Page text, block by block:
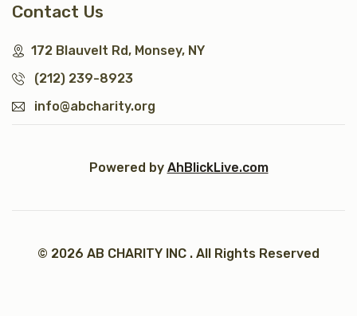
Contact Us
172 Blauvelt Rd, Monsey, NY
(212) 239-8923
info@abcharity.org
Powered by AhBlickLive.com
© 2026 AB CHARITY INC . All Rights Reserved